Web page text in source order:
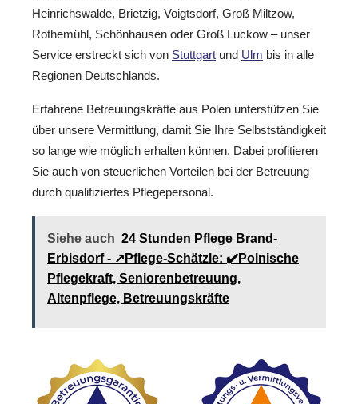
Heinrichswalde, Brietzig, Voigtsdorf, Groß Miltzow,
Rothemühl, Schönhausen oder Groß Luckow – unser
Service erstreckt sich von Stuttgart und Ulm bis in alle
Regionen Deutschlands.
Erfahrene Betreuungskräfte aus Polen unterstützen Sie
über unsere Vermittlung, damit Sie Ihre Selbstständigkeit
so lange wie möglich erhalten können. Dabei profitieren
Sie auch von steuerlichen Vorteilen bei der Betreuung
durch qualifiziertes Pflegepersonal.
Siehe auch 24 Stunden Pflege Brand-
Erbisdorf - ↗️Pflege-Schätzle: ✔️Polnische
Pflegekraft, Seniorenbetreuung,
Altenpflege, Betreuungskräfte